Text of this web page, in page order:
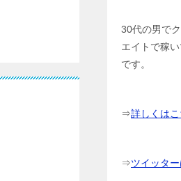
30代の男で
エイトで稼
です。
⇒詳しくはこ
⇒ツイッタ